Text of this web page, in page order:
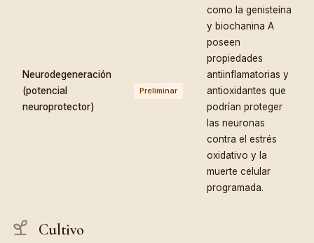
Neurodegeneración
(potencial
neuroprotector)
Preliminar
como la genisteína
y biochanina A
poseen
propiedades
antiinflamatorias y
antioxidantes que
podrían proteger
las neuronas
contra el estrés
oxidativo y la
muerte celular
programada.
Cultivo